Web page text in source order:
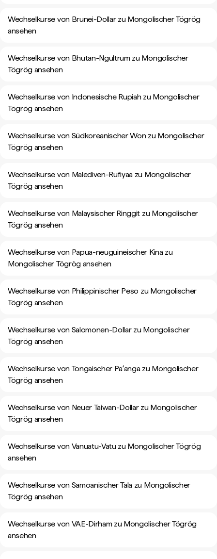
Wechselkurse von Brunei-Dollar zu Mongolischer Tögrög
ansehen
Wechselkurse von Bhutan-Ngultrum zu Mongolischer
Tögrög ansehen
Wechselkurse von Indonesische Rupiah zu Mongolischer
Tögrög ansehen
Wechselkurse von Südkoreanischer Won zu Mongolischer
Tögrög ansehen
Wechselkurse von Malediven-Rufiyaa zu Mongolischer
Tögrög ansehen
Wechselkurse von Malaysischer Ringgit zu Mongolischer
Tögrög ansehen
Wechselkurse von Papua-neuguineischer Kina zu
Mongolischer Tögrög ansehen
Wechselkurse von Philippinischer Peso zu Mongolischer
Tögrög ansehen
Wechselkurse von Salomonen-Dollar zu Mongolischer
Tögrög ansehen
Wechselkurse von Tongaischer Paʻanga zu Mongolischer
Tögrög ansehen
Wechselkurse von Neuer Taiwan-Dollar zu Mongolischer
Tögrög ansehen
Wechselkurse von Vanuatu-Vatu zu Mongolischer Tögrög
ansehen
Wechselkurse von Samoanischer Tala zu Mongolischer
Tögrög ansehen
Wechselkurse von VAE-Dirham zu Mongolischer Tögrög
ansehen